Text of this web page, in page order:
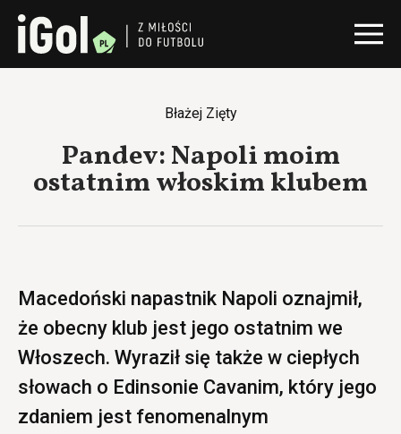
Błażej Zięty
Pandev: Napoli moim
ostatnim włoskim klubem
Macedoński napastnik Napoli oznajmił,
że obecny klub jest jego ostatnim we
Włoszech. Wyraził się także w ciepłych
słowach o Edinsonie Cavanim, który jego
zdaniem jest fenomenalnym